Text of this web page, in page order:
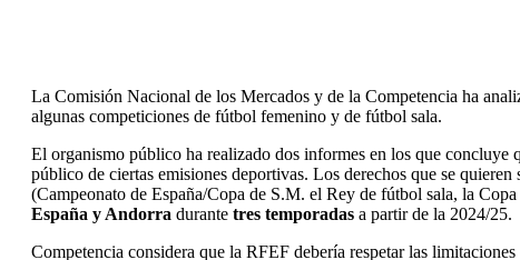
La Comisión Nacional de los Mercados y de la Competencia ha
algunas competiciones de fútbol femenino y de fútbol sala.
El organismo público ha realizado dos informes en los que concluye
público de ciertas emisiones deportivas. Los derechos que se quieren
(Campeonato de España/Copa de S.M. el Rey de fútbol sala, la
España y Andorra durante tres temporadas a partir de la 2024/25.
Competencia considera que la RFEF debería respetar las